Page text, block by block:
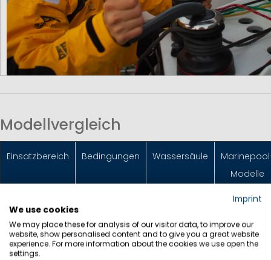
Modellvergleich
Einsatzbereich Bedingungen Wassersäule
Modelle
Jollen- &
Skiff-
Segler
Geschützte
Gewässer, sportlich
10.000
mm
Top,
Dimension
Imprint
We use cookies
We may place these for analysis of our visitor data, to improve our
website, show personalised content and to give you a great website
experience. For more information about the cookies we use open the
settings.